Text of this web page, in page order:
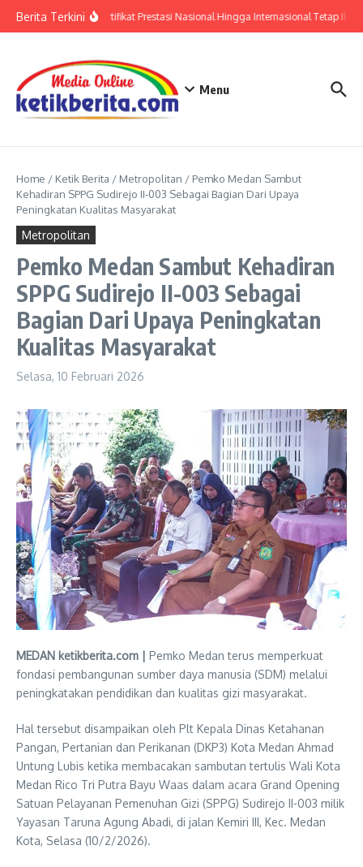
Berita TerkiniPolri: Sertifikat Prestasi Nasional Hingga Internasional Tetap Ikuti
Menu
Home / Ketik Berita / Metropolitan / Pemko Medan Sambut
Kehadiran SPPG Sudirejo II-003 Sebagai Bagian Dari Upaya
Peningkatan Kualitas Masyarakat
Metropolitan
Pemko Medan Sambut Kehadiran
SPPG Sudirejo II-003 Sebagai
Bagian Dari Upaya Peningkatan
Kualitas Masyarakat
Selasa, 10 Februari 2026
MEDAN ketikberita.com | Pemko Medan terus memperkuat
fondasi pembangunan sumber daya manusia (SDM) melalui
peningkatakan pendidikan dan kualitas gizi masyarakat.
Hal tersebut disampaikan oleh Plt Kepala Dinas Ketahanan
Pangan, Pertanian dan Perikanan (DKP3) Kota Medan Ahmad
Untung Lubis ketika membacakan sambutan tertulis Wali Kota
Medan Rico Tri Putra Bayu Waas dalam acara Grand Opening
Satuan Pelayanan Pemenuhan Gizi (SPPG) Sudirejo II-003 milik
Yayasan Taruna Agung Abadi, di jalan Kemiri III, Kec. Medan
Kota, Selasa (10/2/2026).